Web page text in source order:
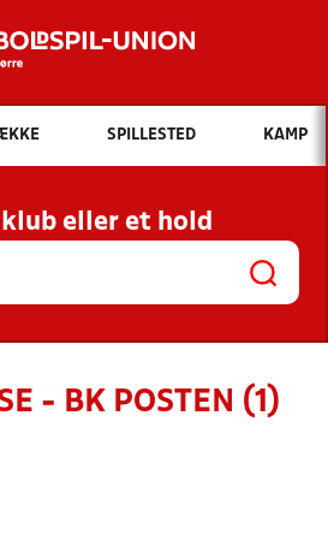
Hvad vil du søge efter?
INDHOLD OG NYHEDER
KLUBBER OG
HOLD
SPILLESTED KAMP
klub eller et hold
- BK POSTEN (1)